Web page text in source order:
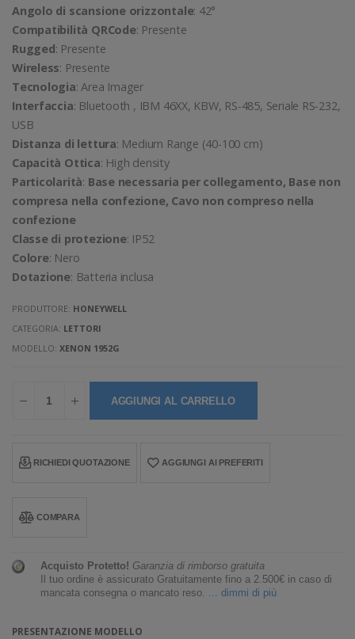
Angolo di scansione orizzontale: 42°
Compatibilità QRCode: Presente
Rugged: Presente
Wireless: Presente
Tecnologia: Area Imager
Interfaccia: Bluetooth , IBM 46XX, KBW, RS-485, Seriale RS-232,
USB
Distanza di lettura: Medium Range (40-100 cm)
Capacità Ottica: High density
Particolarità: Base necessaria per collegamento, Base non
compresa nella confezione, Cavo non compreso nella
confezione
Classe di protezione: IP52
Colore: Nero
Dotazione: Batteria inclusa
PRODUTTORE: HONEYWELL
CATEGORIA: LETTORI
MODELLO:XENON 1952G
AGGIUNGI AL CARRELLO
RICHIEDI QUOTAZIONE AGGIUNGI AI PREFERITI
COMPARA
Acquisto Protetto! Garanzia di rimborso gratuita
Il tuo ordine è assicurato Gratuitamente fino a 2.500€ in caso di
mancata consegna o mancato reso. ... dimmi di più
PRESENTAZIONE MODELLO